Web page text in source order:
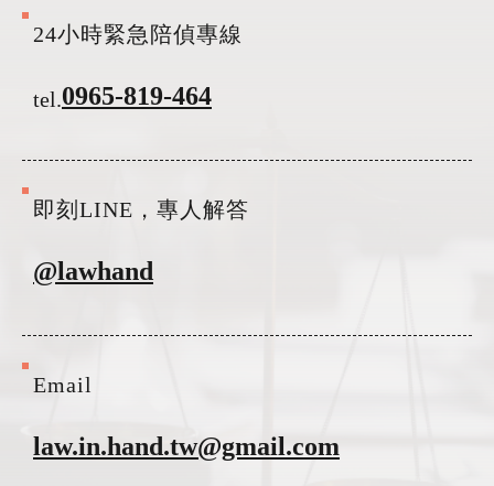
24小時緊急陪偵專線
tel.0965-819-464
即刻LINE，專人解答
@lawhand
Email
law.in.hand.tw@gmail.com